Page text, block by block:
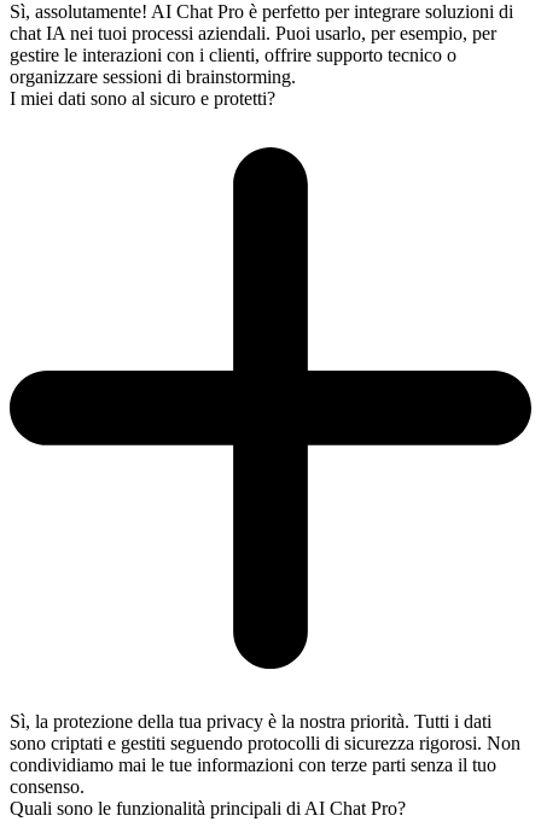
Sì, assolutamente! AI Chat Pro è perfetto per integrare soluzioni di
chat IA nei tuoi processi aziendali. Puoi usarlo, per esempio, per
gestire le interazioni con i clienti, offrire supporto tecnico o
organizzare sessioni di brainstorming.
I miei dati sono al sicuro e protetti?
Sì, la protezione della tua privacy è la nostra priorità. Tutti i dati
sono criptati e gestiti seguendo protocolli di sicurezza rigorosi. Non
condividiamo mai le tue informazioni con terze parti senza il tuo
consenso.
Quali sono le funzionalità principali di AI Chat Pro?